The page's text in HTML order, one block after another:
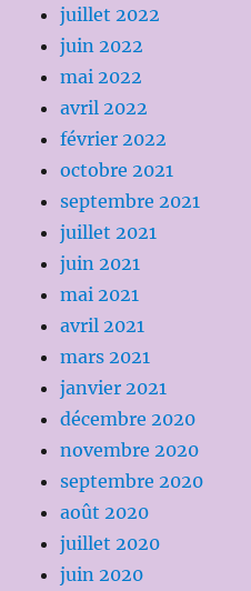
juillet 2022
juin 2022
mai 2022
avril 2022
février 2022
octobre 2021
septembre 2021
juillet 2021
juin 2021
mai 2021
avril 2021
mars 2021
janvier 2021
décembre 2020
novembre 2020
septembre 2020
août 2020
juillet 2020
juin 2020